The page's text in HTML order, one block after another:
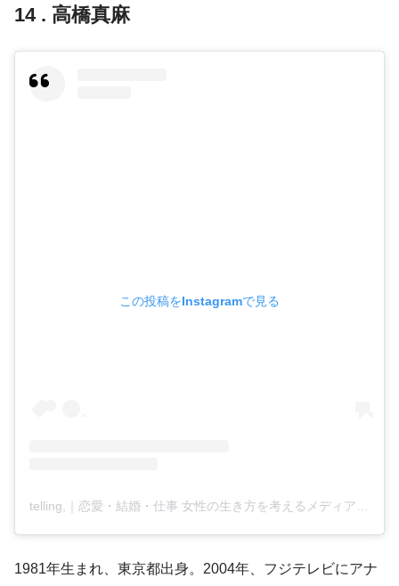
14 . 高橋真麻
この投稿をInstagramで見る
1981年生まれ、東京都出身。2004年、フジテレビにアナ